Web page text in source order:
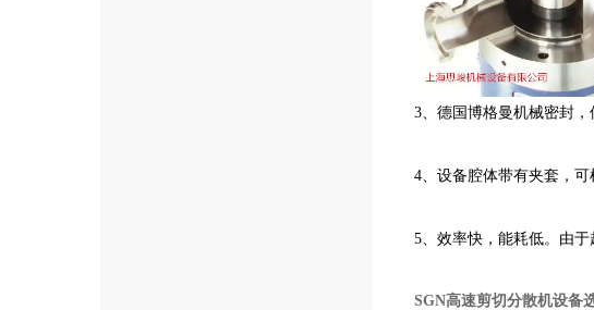
3、德国博格曼机械密封，
4、设备腔体带有夹套，可
5、效率快，能耗低。由
SGN高速剪切分散机设备